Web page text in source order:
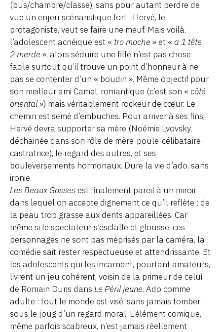
(bus/chambre/classe), sans pour autant perdre de
vue un enjeu scénaristique fort : Hervé, le
protagoniste, veut se faire une meuf. Mais voilà,
l’adolescent acnéique est « tro moche » et « a 1 tête
2 merde », alors séduire une fille n’est pas chose
facile surtout qu’il trouve un point d’honneur à ne
pas se contenter d’un « boudin ». Même objectif pour
son meilleur ami Camel, romantique (c’est son « côté
oriental») mais véritablement rockeur de cœur. Le
chemin est semé d’embuches. Pour arriver à ses fins,
Hervé devra supporter sa mère (Noémie Lvovsky,
déchainée dans son rôle de mère-poule-célibataire-
castratrice), le regard des autres, et ses
bouleversements hormonaux. Dure la vie d’ado, sans
ironie.
Les Beaux Gosses est finalement pareil à un miroir
dans lequel on accepte dignement ce qu’il reflète : de
la peau trop grasse aux dents appareillées. Car
même si le spectateur s’esclaffe et glousse, ces
personnages ne sont pas méprisés par la caméra, la
comédie sait rester respectueuse et attendrissante. Et
les adolescents qui les incarnent, pourtant amateurs,
livrent un jeu cohérent, voisin de la primeur de celui
de Romain Duris dans Le Péril jeune. Ado comme
adulte : tout le monde est visé, sans jamais tomber
sous le joug d’un regard moral. L’élément comique,
même parfois scabreux, n’est jamais réellement